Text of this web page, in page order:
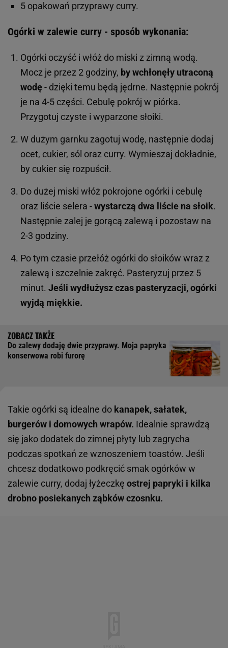
5 opakowań przyprawy curry.
Ogórki w zalewie curry - sposób wykonania:
Ogórki oczyść i włóż do miski z zimną wodą.
Mocz je przez 2 godziny, by wchłonęły utraconą
wodę- dzięki temu będą jędrne. Następnie pokrój
je na 4-5 części. Cebulę pokrój w piórka.
Przygotuj czyste i wyparzone słoiki.
W dużym garnku zagotuj wodę, następnie dodaj
ocet, cukier, sól oraz curry. Wymieszaj dokładnie,
by cukier się rozpuścił.
Do dużej miski włóż pokrojone ogórki i cebulę
oraz liście selera -wystarczą dwa liście na słoik.
Następnie zalej je gorącą zalewą i pozostaw na
2-3 godziny.
Po tym czasie przełóż ogórki do słoików wraz z
zalewą i szczelnie zakręć. Pasteryzuj przez 5
minut. Jeśli wydłużysz czas pasteryzacji, ogórki
wyjdą miękkie.
Do zalewy dodaję dwie przyprawy. Moja papryka
konserwowa robi furorę
Takie ogórki są idealne do kanapek, sałatek,
burgerów i domowych wrapów. Idealnie sprawdzą
się jako dodatek do zimnej płyty lub zagrycha
podczas spotkań ze wznoszeniem toastów. Jeśli
chcesz dodatkowo podkręcić smak ogórków w
zalewie curry, dodaj łyżeczkę ostrej papryki i kilka
drobno posiekanych ząbków czosnku.